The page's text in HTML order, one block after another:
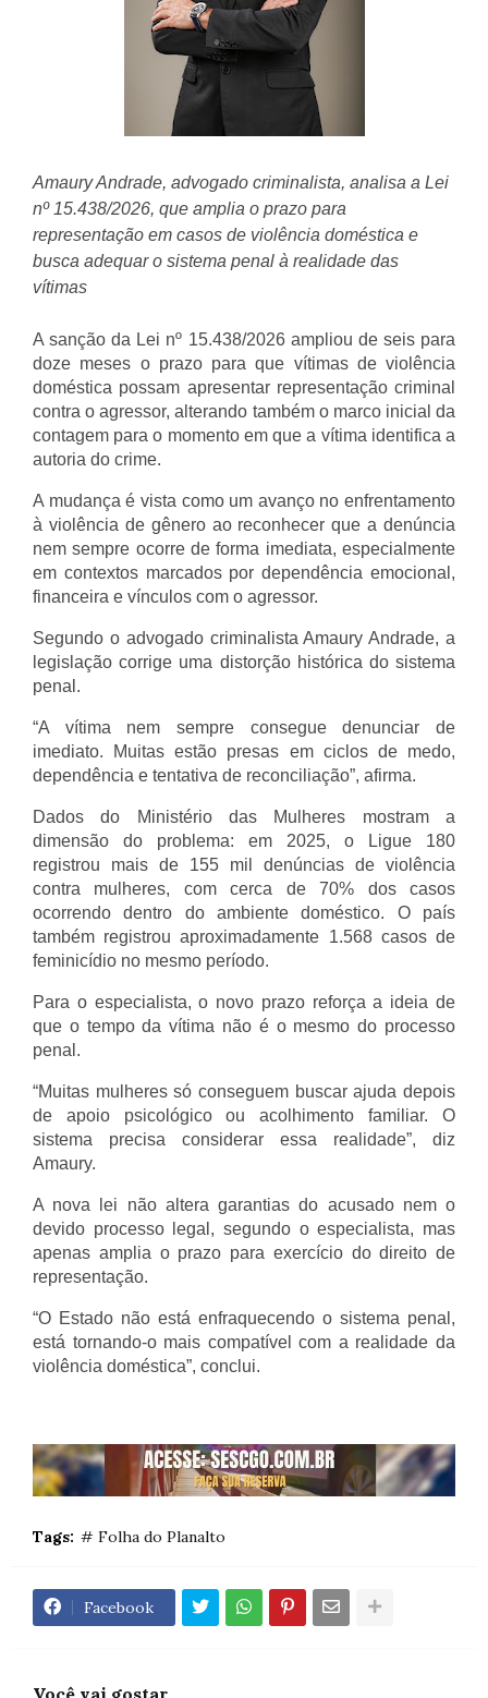
Amaury Andrade, advogado criminalista, analisa a Lei
nº 15.438/2026, que amplia o prazo para
representação em casos de violência doméstica e
busca adequar o sistema penal à realidade das
vítimas
A sanção da Lei nº 15.438/2026 ampliou de seis para
doze meses o prazo para que vítimas de violência
doméstica possam apresentar representação criminal
contra o agressor, alterando também o marco inicial da
contagem para o momento em que a vítima identifica a
autoria do crime.
A mudança é vista como um avanço no enfrentamento
à violência de gênero ao reconhecer que a denúncia
nem sempre ocorre de forma imediata, especialmente
em contextos marcados por dependência emocional,
financeira e vínculos com o agressor.
Segundo o advogado criminalista Amaury Andrade, a
legislação corrige uma distorção histórica do sistema
penal.
“A vítima nem sempre consegue denunciar de
imediato. Muitas estão presas em ciclos de medo,
dependência e tentativa de reconciliação”, afirma.
Dados do Ministério das Mulheres mostram a
dimensão do problema: em 2025, o Ligue 180
registrou mais de 155 mil denúncias de violência
contra mulheres, com cerca de 70% dos casos
ocorrendo dentro do ambiente doméstico. O país
também registrou aproximadamente 1.568 casos de
feminicídio no mesmo período.
Para o especialista, o novo prazo reforça a ideia de
que o tempo da vítima não é o mesmo do processo
penal.
“Muitas mulheres só conseguem buscar ajuda depois
de apoio psicológico ou acolhimento familiar. O
sistema precisa considerar essa realidade”, diz
Amaury.
A nova lei não altera garantias do acusado nem o
devido processo legal, segundo o especialista, mas
apenas amplia o prazo para exercício do direito de
representação.
“O Estado não está enfraquecendo o sistema penal,
está tornando-o mais compatível com a realidade da
violência doméstica”, conclui.
Tags: # Folha do Planalto
Facebook
Você vai gostar